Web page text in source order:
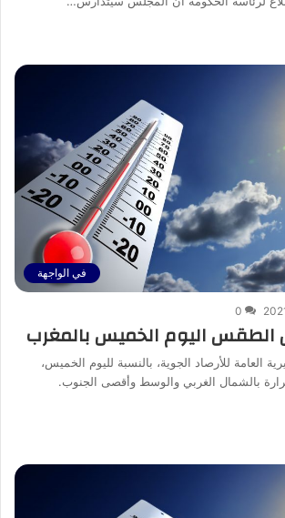
في الواجهة
0
الطقس اليوم الخميس بالمغرب
المديرية العامة للأرصاد الجوية، بالنسبة لليوم الخميس،
بالشمال الغربي والوسط وأقصى الجنوب.